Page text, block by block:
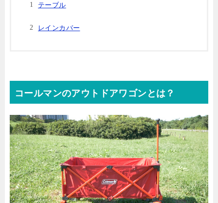
テーブル
レインカバー
コールマンのアウトドアワゴンとは？